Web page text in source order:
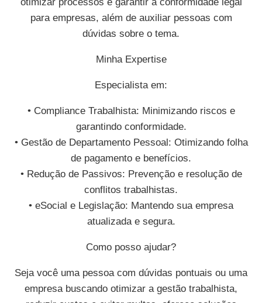
para empresas, além de auxiliar pessoas com
dúvidas sobre o tema.
Minha Expertise
Especialista em:
• Compliance Trabalhista: Minimizando riscos e
garantindo conformidade.
• Gestão de Departamento Pessoal: Otimizando folha
de pagamento e benefícios.
• Redução de Passivos: Prevenção e resolução de
conflitos trabalhistas.
• eSocial e Legislação: Mantendo sua empresa
atualizada e segura.
Como posso ajudar?
Seja você uma pessoa com dúvidas pontuais ou uma
empresa buscando otimizar a gestão trabalhista,